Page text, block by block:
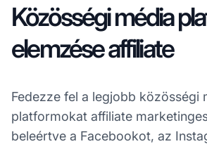
Közösségi média
elemzése affiliate
Fedezze fel a legjobb közösségi
platformokat affiliate
beleértve a Facebookot, az